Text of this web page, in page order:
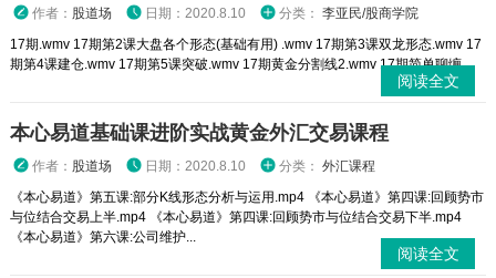
作者： 股道场 日期：2020.8.10 分类： 李亚民/股商学院
17期.wmv 17期第2课大盘各个形态(基础有用) .wmv 17期第3课双龙形态.wmv 17
期第4课建仓.wmv 17期第5课突破.wmv 17期黄金分割线2.wmv 17期简单聊缠...
阅读全文
本心易道基础课进阶实战黄金外汇交易课程
作者： 股道场 日期：2020.8.10 分类： 外汇课程
《本心易道》第五课:部分K线形态分析与运用.mp4 《本心易道》第四课:回顾势市
与位结合交易上半.mp4 《本心易道》第四课:回顾势市与位结合交易下半.mp4
《本心易道》第六课:公司维护...
阅读全文